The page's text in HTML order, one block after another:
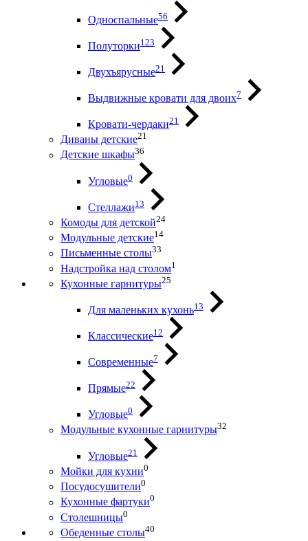
Односпальные56
Полуторки123
Двухъярусные21
Выдвижные кровати для двоих7
Кровати-чердаки21
Диваны детские21
Детские шкафы36
Угловые0
Стеллажи13
Комоды для детской24
Модульные детские14
Письменные столы33
Надстройка над столом1
Кухонные гарнитуры25
Для маленьких кухонь13
Классические12
Современные7
Прямые22
Угловые0
Модульные кухонные гарнитуры32
Угловые21
Мойки для кухни0
Посудосушители0
Кухонные фартуки0
Столешницы0
Обеденные столы40